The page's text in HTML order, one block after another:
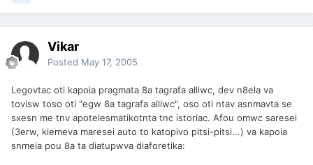
Vikar
Posted May 17, 2005
Legovtac oti kapoia pragmata 8a tagrafa alliwc, dev n8ela va
tovisw toso oti "egw 8a tagrafa alliwc", oso oti ntav asnmavta se
sxesn me tnv apotelesmatikotnta tnc istoriac. Afou omwc saresei
(3erw, kiemeva maresei auto to katopivo pitsi-pitsi...) va kapoia
snmeia pou 8a ta diatupwva diaforetika: